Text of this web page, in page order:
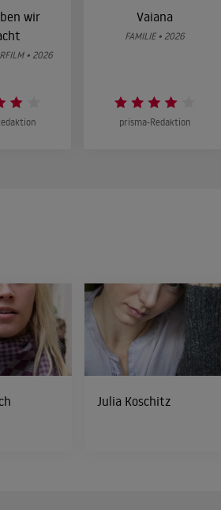
wir
• 2026
Vaiana
FAMILIE • 2026
prisma-Redaktion
Julia Koschitz